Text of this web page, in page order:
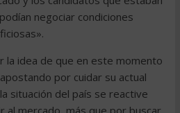
negociar condiciones
la idea de que en este momento
por cuidar su actual
situación del país se reactive
al mercado, más que por buscar